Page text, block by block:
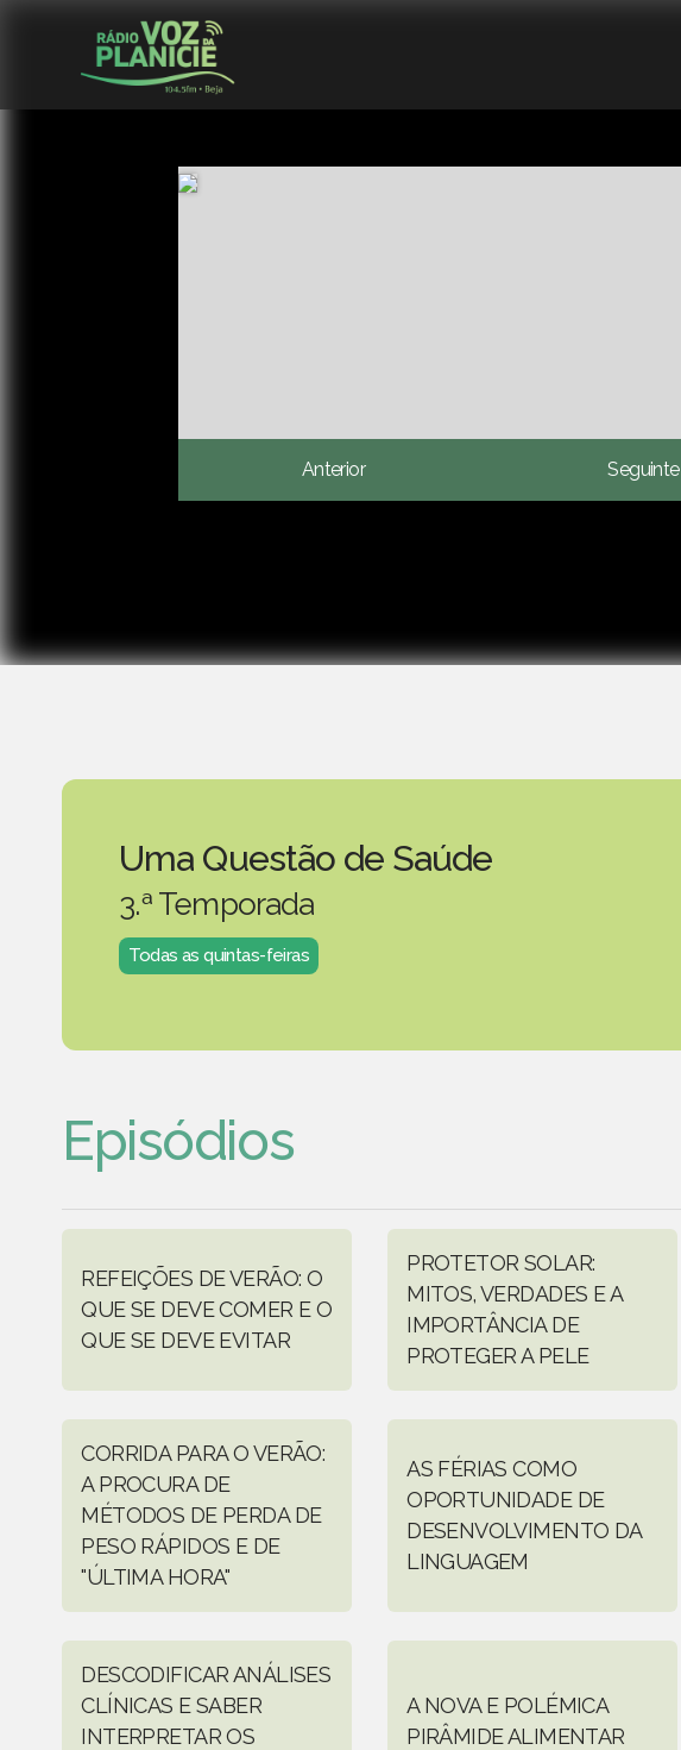
Anterior Seguinte
Uma Questão de Saúde
3.ª Temporada
Todas as quintas-feiras
Episódios
REFEIÇÕES DE VERÃO: O
QUE SE DEVE COMER E O
QUE SE DEVE EVITAR
PROTETOR SOLAR:
MITOS, VERDADES E A
IMPORTÂNCIA DE
PROTEGER A PELE
CORRIDA PARA O VERÃO:
A PROCURA DE
MÉTODOS DE PERDA DE
PESO RÁPIDOS E DE
"ÚLTIMA HORA"
AS FÉRIAS COMO
OPORTUNIDADE DE
DESENVOLVIMENTO DA
LINGUAGEM
DESCODIFICAR ANÁLISES
CLÍNICAS E SABER
INTERPRETAR OS
A NOVA E POLÉMICA
PIRÂMIDE ALIMENTAR